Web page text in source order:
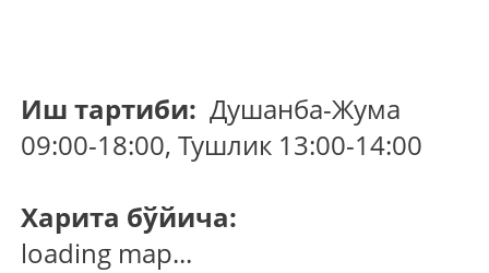
Иш тартиби: Душанба-Жума
09:00-18:00, Тушлик 13:00-14:00
Харита бўйича:
loading map...